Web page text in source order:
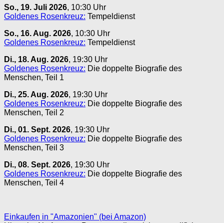
So., 19. Juli 2026, 10:30 Uhr
Goldenes Rosenkreuz: Tempeldienst
So., 16. Aug. 2026, 10:30 Uhr
Goldenes Rosenkreuz: Tempeldienst
Di., 18. Aug. 2026, 19:30 Uhr
Goldenes Rosenkreuz: Die doppelte Biografie des
Menschen, Teil 1
Di., 25. Aug. 2026, 19:30 Uhr
Goldenes Rosenkreuz: Die doppelte Biografie des
Menschen, Teil 2
Di., 01. Sept. 2026, 19:30 Uhr
Goldenes Rosenkreuz: Die doppelte Biografie des
Menschen, Teil 3
Di., 08. Sept. 2026, 19:30 Uhr
Goldenes Rosenkreuz: Die doppelte Biografie des
Menschen, Teil 4
Einkaufen in "Amazonien" (bei Amazon)